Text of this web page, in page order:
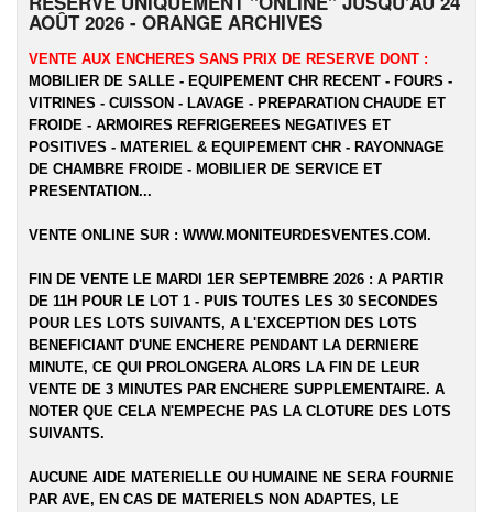
AOÛT 2026 - ORANGE ARCHIVES
VENTE AUX ENCHERES SANS PRIX DE RESERVE DONT :
MOBILIER DE SALLE - EQUIPEMENT CHR RECENT - FOURS -
VITRINES - CUISSON - LAVAGE - PREPARATION CHAUDE ET
FROIDE - ARMOIRES REFRIGEREES NEGATIVES ET
POSITIVES - MATERIEL & EQUIPEMENT CHR - RAYONNAGE
DE CHAMBRE FROIDE - MOBILIER DE SERVICE ET
PRESENTATION...
VENTE ONLINE SUR : WWW.MONITEURDESVENTES.COM.
FIN DE VENTE LE MARDI 1ER SEPTEMBRE 2026 : A PARTIR
DE 11H POUR LE LOT 1 - PUIS TOUTES LES 30 SECONDES
POUR LES LOTS SUIVANTS, A L'EXCEPTION DES LOTS
BENEFICIANT D'UNE ENCHERE PENDANT LA DERNIERE
MINUTE, CE QUI PROLONGERA ALORS LA FIN DE LEUR
VENTE DE 3 MINUTES PAR ENCHERE SUPPLEMENTAIRE. A
NOTER QUE CELA N'EMPECHE PAS LA CLOTURE DES LOTS
SUIVANTS.
AUCUNE AIDE MATERIELLE OU HUMAINE NE SERA FOURNIE
PAR AVE, EN CAS DE MATERIELS NON ADAPTES, LE